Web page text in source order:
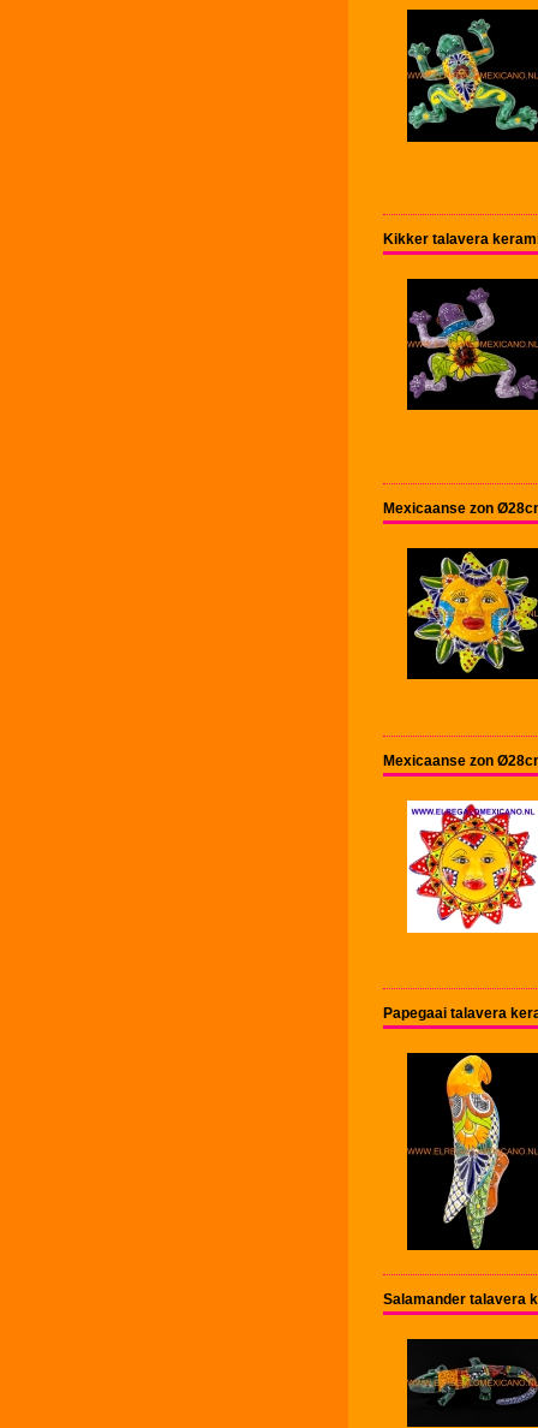
Kikker talavera
Mexicaanse zon
Mexicaanse zon
Papegaai talavera
Salamander talavera